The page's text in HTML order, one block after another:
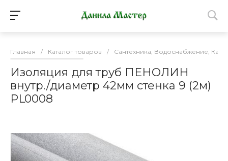
Главная / Каталог товаров / Сантехника, Водоснабжение,
Изоляция для труб ПЕНОЛИН
внутр./диаметр 42мм стенка 9 (2м)
PL0008